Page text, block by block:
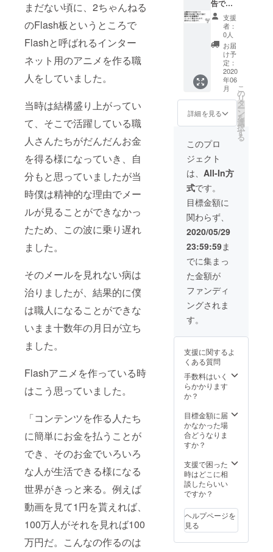
まだない頃に、2ちゃんねる
のFlash板というところで
Flashと呼ばれるインター
ネット用のアニメを作る職
人をしていました。
当時は結構盛り上がってい
て、そこで活躍している職
人さんたちがだんだんお金
を得る様になっていき、自
分もと思っていましたが当
時僕は精神的な理由でメー
ルが見ることができなかっ
たため、この波に乗り遅れ
ました。
そのメールを見れない病は
治りましたが、結果的に僕
は職人になることができな
いまま十数年の月日が立ち
ました。
Flashアニメを作っている時
はこう思っていました。
「コンテンツを作る人たち
に簡単にお金を払うことが
でき、そのお金でいろいろ
な人が生活できる様になる
世界がきっと来る。例えば
動画を見て1円を貰えれば、
100万人がそれを見れば100
万円だ。こんなの作るのは
2021年
1月と
なって
ます
が、
2021年
から
2040年
まで毎
年元旦
に年賀
状もし
くは寒
いを送
る予定
です）
告で
す。サ
イトが
始まっ
た際、
通常の
投稿は5
分後に
投稿内
容が消
えるの
ですが
（いい
ると永
久に見
れるよ
うにな
りま
す）、
消えた
後に御
社の広
告（画
像）が
添付さ
れます
（期間
は三か
月で
す）。
支援
者：
0人
お届
け予
定：
2020
年06
月
詳細を見る
こ
の
リ
タ
ー
ン
を
選
択
す
る
このプロ
ジェクト
は、 All-In方
式です。
目標金額に
関わらず、
2020/05/29
23:59:59ま
でに集まっ
た金額が
ファンディ
ングされま
す。
支援に関するよ
くある質問
手数料はいく
らかかります
か？
目標金額に届
かなかった場
合どうなりま
すか？
支援で困った
時はどこに相
談したらいい
ですか？
ヘルプページを
見る